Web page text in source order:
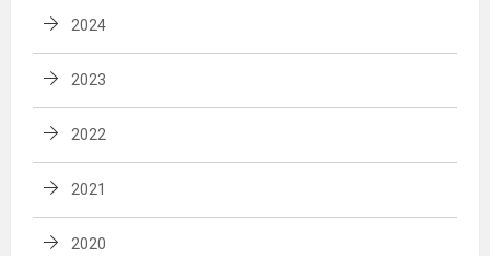
2024
2023
2022
2021
2020